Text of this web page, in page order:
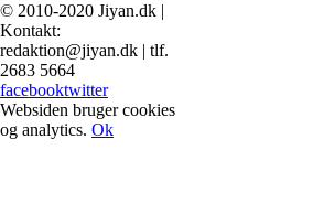
© 2010-2020 Jiyan.dk |
Kontakt:
redaktion@jiyan.dk | tlf.
2683 5664
facebooktwitter
Websiden bruger cookies
og analytics. Ok